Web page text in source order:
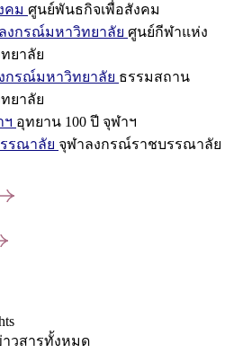
คม ศูนย์พันธกิจเพื่อสังคม
งกรณ์มหาวิทยาลัย ศูนย์กีฬาแห่ง
ยาลัย
กรณ์มหาวิทยาลัย ธรรมสถาน
ยาลัย
ฯ อุทยาน 100 ปี จุฬาฯ
รณาลัย จุฬาลงกรณ์ราชบรรณาลัย
วสารทั้งหมด